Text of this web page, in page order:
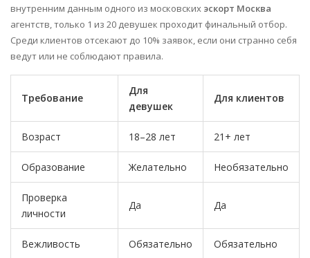
внутренним данным одного из московских эскорт Москва
агентств, только 1 из 20 девушек проходит финальный отбор.
Среди клиентов отсекают до 10% заявок, если они странно себя
ведут или не соблюдают правила.
Требование
Для
девушек
Для клиентов
Возраст 18–28 лет 21+ лет
Образование Желательно Необязательно
Проверка
личности
Да Да
Вежливость Обязательно Обязательно